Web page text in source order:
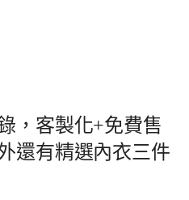
，客製化+免費售
還有精選內衣三件